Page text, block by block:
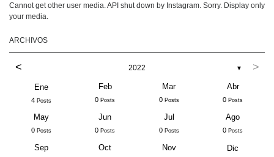
Cannot get other user media. API shut down by Instagram. Sorry. Display only
your media.
ARCHIVOS
< 2022 ▼ >
Ene
4 Posts
Feb
0 Posts
Mar
0 Posts
Abr
0 Posts
May
0 Posts
Jun
0 Posts
Jul
0 Posts
Ago
0 Posts
Sep Oct Nov Dic